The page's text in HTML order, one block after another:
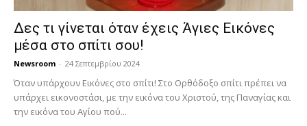
Δες τι γίνεται όταν έχεις Άγιες Εικόνες
μέσα στο σπίτι σου!
Newsroom - 24 Σεπτεμβρίου 2024
Όταν υπάρχουν Εικόνες στο σπίτι! Στο Ορθόδοξο σπίτι πρέπει να
υπάρχει εικονοστάσι, με την εικόνα του Χριστού, της Παν­αγίας και
την εικόνα του Αγίου πού...